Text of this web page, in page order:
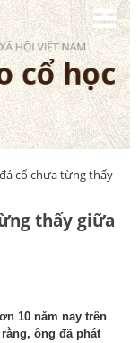
cổ chưa từng thấy
thấy giữa
10 năm nay trên
ông đã phát